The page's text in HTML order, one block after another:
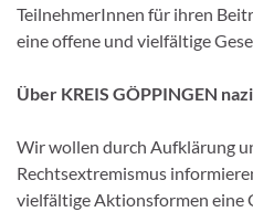
TeilnehmerInnen für ihren
eine offene und vielfältigeG
Über KREIS GÖPPINGEN
Wirwollen durch Aufklärung
Rechtsextremismus
vielfältige Aktionsformen eine